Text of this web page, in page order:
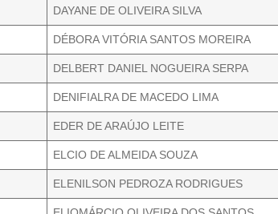
DAYANE DE OLIVEIRA SILVA
DÉBORA VITÓRIA SANTOS MOREIRA
DELBERT DANIEL NOGUEIRA SERPA
DENIFIALRA DE MACEDO LIMA
EDER DE ARAÚJO LEITE
ELCIO DE ALMEIDA SOUZA
ELENILSON PEDROZA RODRIGUES